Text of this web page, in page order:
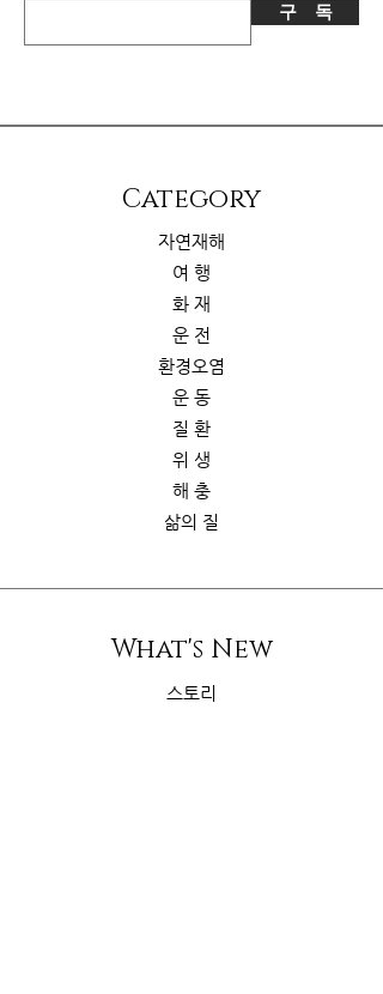
구 독
​Category
자연재해
여 행
화 재
운 전
환경오염
운 동
질 환
위 생
해 충
삶의 질
What's New
스토리